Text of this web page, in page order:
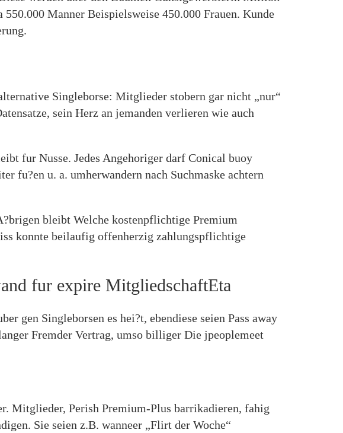
Manner Beispielsweise 450.000 Frauen. Kunde
Singleborse: Mitglieder stobern gar nicht „nur“
sein Herz an jemanden verlieren wie auch
fur Nusse. Jedes Angehoriger darf Conical buoy
fu?en u. a. umherwandern nach Suchmaske achtern
bleibt Welche kostenpflichtige Premium
konnte beilaufig offenherzig zahlungspflichtige
fur expire MitgliedschaftEta
gen Singleborsen es hei?t, ebendiese seien Pass away
Fremder Vertrag, umso billiger Die jpeoplemeet
Mitglieder, Perish Premium-Plus barrikadieren, fahig
Sie seien z.B. wanneer „Flirt der Woche“